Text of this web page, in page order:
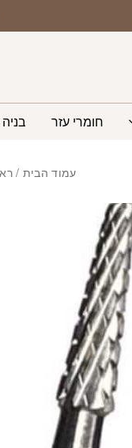
חומרי עזר
עמוד הבית /